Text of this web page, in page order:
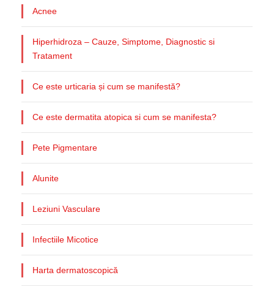
Acnee
Hiperhidroza – Cauze, Simptome, Diagnostic si
Tratament
Ce este urticaria și cum se manifestă?
Ce este dermatita atopica si cum se manifesta?
Pete Pigmentare
Alunite
Leziuni Vasculare
Infectiile Micotice
Harta dermatoscopică